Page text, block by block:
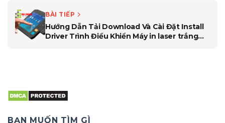
BÀI TIẾP
Hướng Dẫn Tải Download Và Cài Đặt Install
Driver Trình Điều Khiển Máy in laser trắng
BẠN MUỐN TÌM GÌ